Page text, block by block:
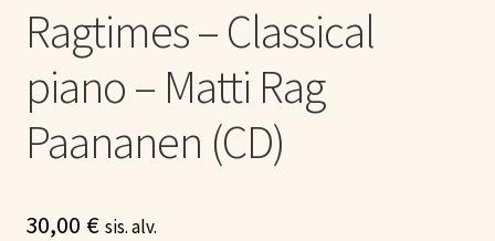
Ragtimes – Classical
piano – Matti Rag
Paananen (CD)
30,00 € sis. alv.